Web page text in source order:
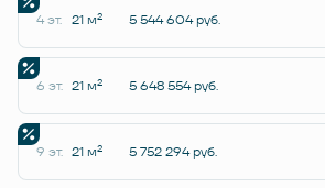
4 эт. 21 м2 5 544 604 руб.
6 эт. 21 м2 5 648 554 руб.
9 эт. 21 м2 5 752 294 руб.